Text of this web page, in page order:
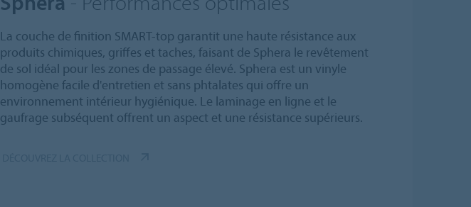
La couche de finition SMART-top garantit une haute résistance aux
produits chimiques, griffes et taches, faisant de Sphera le revêtement
de sol idéal pour les zones de passage élevé. Sphera est un vinyle
homogène facile d'entretien et sans phtalates qui offre un
environnement intérieur hygiénique. Le laminage en ligne et le
gaufrage subséquent offrent un aspect et une résistance supérieurs.